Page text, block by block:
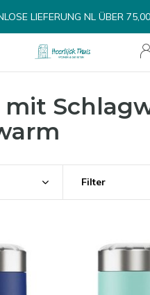
LIEFERUNG NL ÜBER
Filter